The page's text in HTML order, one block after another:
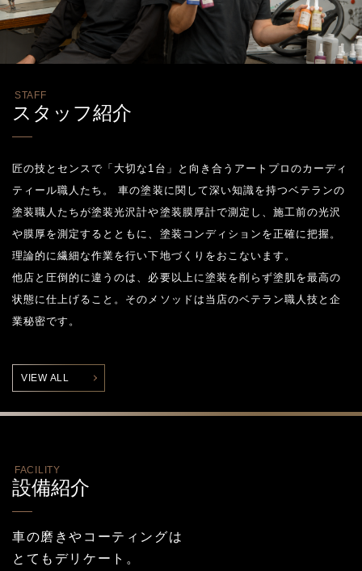
STAFF
スタッフ紹介
匠の技とセンスで「大切な1台」と向き合うアートプロのカーディ
ティール職人たち。 車の塗装に関して深い知識を持つベテランの
塗装職人たちが塗装光沢計や塗装膜厚計で測定し、施工前の光沢
や膜厚を測定するとともに、塗装コンディションを正確に把握。
理論的に繊細な作業を行い下地づくりをおこないます。
他店と圧倒的に違うのは、必要以上に塗装を削らず塗肌を最高の
状態に仕上げること。そのメソッドは当店のベテラン職人技と企
業秘密です。
VIEW ALL
FACILITY
設備紹介
車の磨きやコーティングは
とてもデリケート。